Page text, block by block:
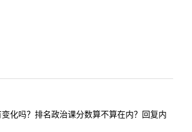
化吗？排名政治课分数算不算在内？回复内